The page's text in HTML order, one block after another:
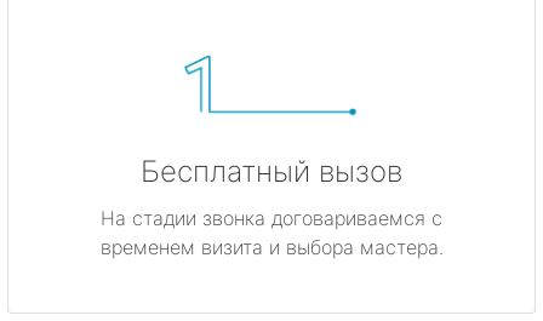
Бесплатный вызов
На стадии звонка договариваемся с
временем визита и выбора мастера.